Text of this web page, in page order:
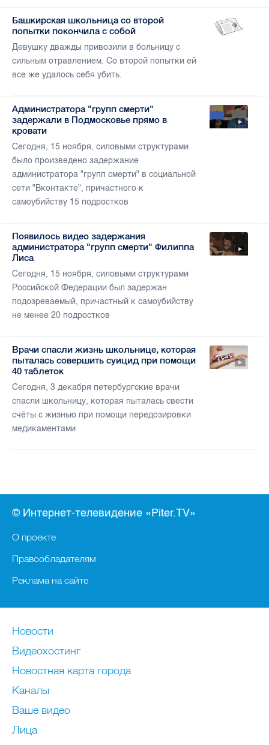
Башкирская школьница со второй
попытки покончила с собой
Девушку дважды привозили в больницу с
сильным отравлением. Со второй попытки ей
все же удалось себя убить.
Администратора "групп смерти"
задержали в Подмосковье прямо в
кровати
Сегодня, 15 ноября, силовыми структурами
было произведено задержание
администратора "групп смерти" в социальной
сети "Вконтакте", причастного к
самоубийству 15 подростков
Появилось видео задержания
администратора "групп смерти" Филиппа
Лиса
Сегодня, 15 ноября, силовыми структурами
Российской Федерации был задержан
подозреваемый, причастный к самоубийству
не менее 20 подростков
Врачи спасли жизнь школьнице, которая
пыталась совершить суицид при помощи
40 таблеток
Сегодня, 3 декабря петербургские врачи
спасли школьницу, которая пыталась свести
счёты с жизнью при помощи передозировки
медикаментами
© Интернет-телевидение «Piter.TV»
О проекте
Правообладателям
Реклама на сайте
Новости
Видеохостинг
Новостная карта города
Каналы
Ваше видео
Лица